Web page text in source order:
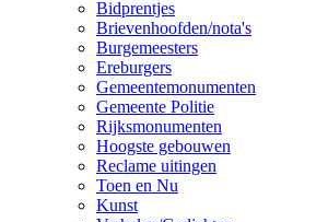
Bidprentjes
Brievenhoofden/nota's
Burgemeesters
Ereburgers
Gemeentemonumenten
Gemeente Politie
Rijksmonumenten
Hoogste gebouwen
Reclame uitingen
Toen en Nu
Kunst